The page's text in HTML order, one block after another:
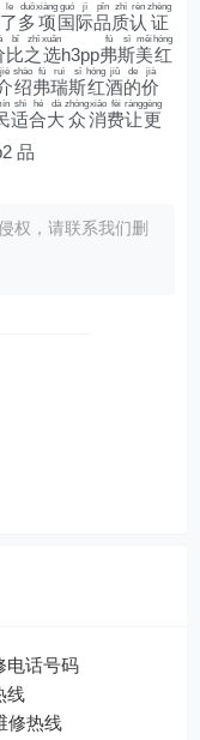
了
le
多
duō
项
xiàng
国
guó
际
jì
品
pǐn
质
zhì
认
rèn
证
zhèng
比
bǐ
之
zhī
选
xuǎn
h3pp弗
fú
斯
sī
美
měi
红
hóng
jiè
绍
shào
弗
fú
瑞
ruì
斯
sī
红
hóng
酒
jiǔ
的
de
价
jià
适
shì
合
hé
大
dà
众
zhòng
消
xiāo
费
fèi
让
ràng
更
gèng
品
权，请联系我们删
电话号码
线
修热线